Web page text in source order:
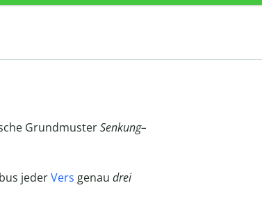
GrundmusterSenkung–
jederVers genau drei